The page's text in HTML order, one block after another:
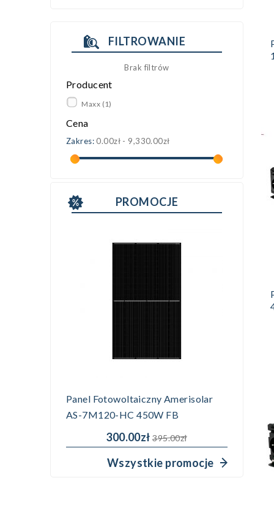
FILTROWANIE
Brak filtrów
Producent
Maxx (1)
Cena
Zakres: 0.00zł - 9,330.00zł
PROMOCJE
Panel Fotowoltaiczny Amerisolar
AS-7M120-HC 450W FB
300.00zł395.00zł
Wszystkie promocje